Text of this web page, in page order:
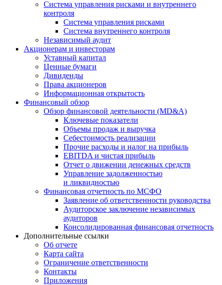
Система управления рисками и внутреннего
контроля
Система управления рисками
Система внутреннего контроля
Независимый аудит
Акционерам и инвесторам
Уставный капитал
Ценные бумаги
Дивиденды
Права акционеров
Информационная открытость
Финансовый обзор
Обзор финансовой деятельности (MD&A)
Ключевые показатели
Объемы продаж и выручка
Себестоимость реализации
Прочие расходы и налог на прибыль
EBITDA и чистая прибыль
Отчет о движении денежных средств
Управление задолженностью
и ликвидностью
Финансовая отчетность по МСФО
Заявление об ответственности руководства
Аудиторское заключение независимых
аудиторов
Консолидированная финансовая отчетность
Дополнительные ссылки
Об отчете
Карта сайта
Ограничение ответственности
Контакты
Приложения